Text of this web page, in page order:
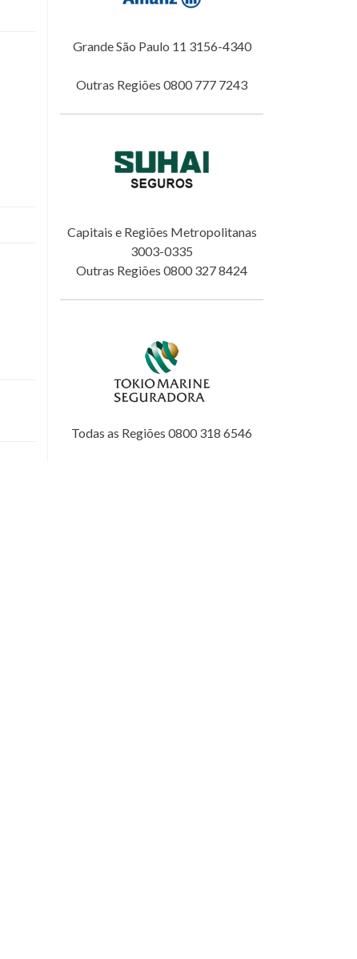
Grande São Paulo 11 3156-4340
Outras Regiões 0800 777 7243
Capitais e Regiões Metropolitanas
3003-0335
Outras Regiões 0800 327 8424
Todas as Regiões 0800 318 6546